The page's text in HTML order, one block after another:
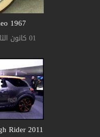
1967
01 كانون الثاني 2013, 12:00 ص
Rider 2011